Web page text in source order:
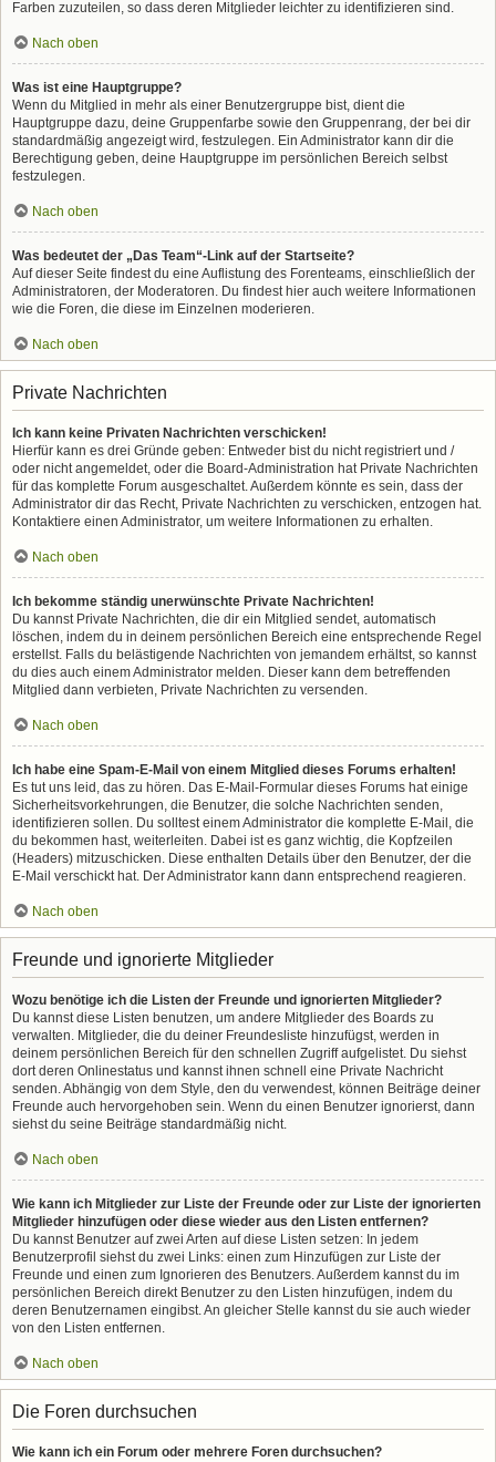
Farben zuzuteilen, so dass deren Mitglieder leichter zu identifizieren sind.
Nach oben
Was ist eine Hauptgruppe?
Wenn du Mitglied in mehr als einer Benutzergruppe bist, dient die
Hauptgruppe dazu, deine Gruppenfarbe sowie den Gruppenrang, der bei dir
standardmäßig angezeigt wird, festzulegen. Ein Administrator kann dir die
Berechtigung geben, deine Hauptgruppe im persönlichen Bereich selbst
festzulegen.
Nach oben
Was bedeutet der „Das Team“-Link auf der Startseite?
Auf dieser Seite findest du eine Auflistung des Forenteams, einschließlich der
Administratoren, der Moderatoren. Du findest hier auch weitere Informationen
wie die Foren, die diese im Einzelnen moderieren.
Nach oben
Private Nachrichten
Ich kann keine Privaten Nachrichten verschicken!
Hierfür kann es drei Gründe geben: Entweder bist du nicht registriert und /
oder nicht angemeldet, oder die Board-Administration hat Private Nachrichten
für das komplette Forum ausgeschaltet. Außerdem könnte es sein, dass der
Administrator dir das Recht, Private Nachrichten zu verschicken, entzogen hat.
Kontaktiere einen Administrator, um weitere Informationen zu erhalten.
Nach oben
Ich bekomme ständig unerwünschte Private Nachrichten!
Du kannst Private Nachrichten, die dir ein Mitglied sendet, automatisch
löschen, indem du in deinem persönlichen Bereich eine entsprechende Regel
erstellst. Falls du belästigende Nachrichten von jemandem erhältst, so kannst
du dies auch einem Administrator melden. Dieser kann dem betreffenden
Mitglied dann verbieten, Private Nachrichten zu versenden.
Nach oben
Ich habe eine Spam-E-Mail von einem Mitglied dieses Forums erhalten!
Es tut uns leid, das zu hören. Das E-Mail-Formular dieses Forums hat einige
Sicherheitsvorkehrungen, die Benutzer, die solche Nachrichten senden,
identifizieren sollen. Du solltest einem Administrator die komplette E-Mail, die
du bekommen hast, weiterleiten. Dabei ist es ganz wichtig, die Kopfzeilen
(Headers) mitzuschicken. Diese enthalten Details über den Benutzer, der die
E-Mail verschickt hat. Der Administrator kann dann entsprechend reagieren.
Nach oben
Freunde und ignorierte Mitglieder
Wozu benötige ich die Listen der Freunde und ignorierten Mitglieder?
Du kannst diese Listen benutzen, um andere Mitglieder des Boards zu
verwalten. Mitglieder, die du deiner Freundesliste hinzufügst, werden in
deinem persönlichen Bereich für den schnellen Zugriff aufgelistet. Du siehst
dort deren Onlinestatus und kannst ihnen schnell eine Private Nachricht
senden. Abhängig von dem Style, den du verwendest, können Beiträge deiner
Freunde auch hervorgehoben sein. Wenn du einen Benutzer ignorierst, dann
siehst du seine Beiträge standardmäßig nicht.
Nach oben
Wie kann ich Mitglieder zur Liste der Freunde oder zur Liste der ignorierten
Mitglieder hinzufügen oder diese wieder aus den Listen entfernen?
Du kannst Benutzer auf zwei Arten auf diese Listen setzen: In jedem
Benutzerprofil siehst du zwei Links: einen zum Hinzufügen zur Liste der
Freunde und einen zum Ignorieren des Benutzers. Außerdem kannst du im
persönlichen Bereich direkt Benutzer zu den Listen hinzufügen, indem du
deren Benutzernamen eingibst. An gleicher Stelle kannst du sie auch wieder
von den Listen entfernen.
Nach oben
Die Foren durchsuchen
Wie kann ich ein Forum oder mehrere Foren durchsuchen?